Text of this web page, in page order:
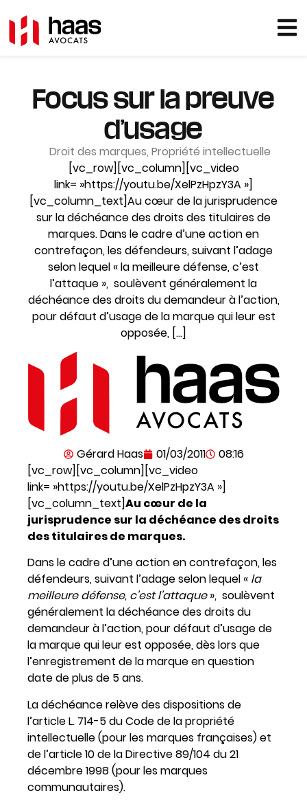
Focus sur la preuve
d’usage
Droit des marques, Propriété intellectuelle
[vc_row][vc_column][vc_video
link= »https://youtu.be/XelPzHpzY3A »]
[vc_column_text]Au cœur de la jurisprudence
sur la déchéance des droits des titulaires de
marques. Dans le cadre d’une action en
contrefaçon, les défendeurs, suivant l’adage
selon lequel « la meilleure défense, c’est
l’attaque », soulèvent généralement la
déchéance des droits du demandeur à l’action,
pour défaut d’usage de la marque qui leur est
opposée, […]
Gérard Haas 01/03/2011
08:16
[vc_row][vc_column][vc_video
link= »https://youtu.be/XelPzHpzY3A »]
[vc_column_text]Au cœur de la
jurisprudence sur la déchéance des droits
des titulaires de marques.
Dans le cadre d’une action en contrefaçon, les
défendeurs, suivant l’adage selon lequel « la
meilleure défense, c’est l’attaque», soulèvent
généralement la déchéance des droits du
demandeur à l’action, pour défaut d’usage de
la marque qui leur est opposée, dès lors que
l’enregistrement de la marque en question
date de plus de 5 ans.
La déchéance relève des dispositions de
l’article L. 714-5 du Code de la propriété
intellectuelle (pour les marques françaises) et
de l’article 10 de la Directive 89/104 du 21
décembre 1998 (pour les marques
communautaires).